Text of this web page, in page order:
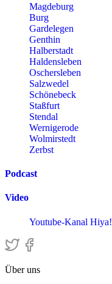
Magdeburg
Burg
Gardelegen
Genthin
Halberstadt
Haldensleben
Oschersleben
Salzwedel
Schönebeck
Staßfurt
Stendal
Wernigerode
Wolmirstedt
Zerbst
Podcast
Video
Youtube-Kanal Hiya!
Über uns